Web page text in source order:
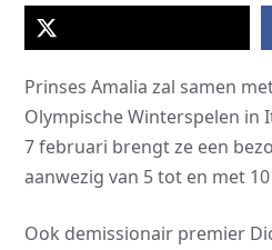
Prinses Amalia zal samen
Olympische Winterspelen in
7 februari brengt ze een
aanwezig van 5 tot en met
Ook demissionair premier